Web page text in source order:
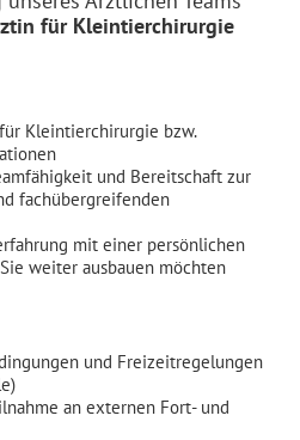
für Kleintierchirurgie
Kleintierchirurgie bzw.
und Bereitschaft zur
fachübergreifenden
mit einer persönlichen
weiter ausbauen möchten
und Freizeitregelungen
an externen Fort- und